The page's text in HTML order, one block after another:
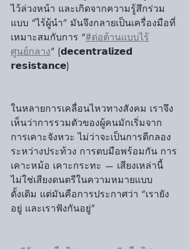
ไว้ล่วงหน้า และเกิดจากความรู้สึกร่วม
แบบ “ไร้ผู้นำ” มันจึงกลายเป็นเครื่องมือที่
เหมาะสมกับการ “#ต่อต้านแบบไร้
ศูนย์กลาง” (𝗱𝗲𝗰𝗲𝗻𝘁𝗿𝗮𝗹𝗶𝘇𝗲𝗱
𝗿𝗲𝘀𝗶𝘀𝘁𝗮𝗻𝗰𝗲)
ในหลายการเคลื่อนไหวทางสังคม เราจึง
เห็นว่าการรวมตัวของผู้คนมักเริ่มจาก
การเคาะจังหวะ ไม่ว่าจะเป็นการตีกลอง
ระหว่างประท้วง การตบมือพร้อมกัน การ
เคาะหม้อ เคาะกระทะ — เสียงเหล่านี้
ไม่ใช่เสียงดนตรีในความหมายแบบ
ดั้งเดิม แต่มันคือการประกาศว่า “เรายัง
อยู่ และเราฟังกันอยู่”